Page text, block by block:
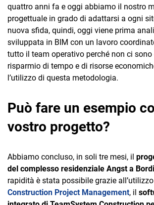
quattro anni fa e oggi abbiamo il nostro
progettuale in grado di adattarsi a ogni
nuova sfida, quindi, oggi viene prima
sviluppata in BIM con un lavoro
tutto il team operativo perché non ci
risparmio di tempo e di risorse
l’utilizzo di questa metodologia.
Può fare un esempio
vostro progetto?
Abbiamo concluso, in soli tre mesi, il
del complesso residenziale Angst a
rapidità è stata possibile grazie
Construction Project Management, il